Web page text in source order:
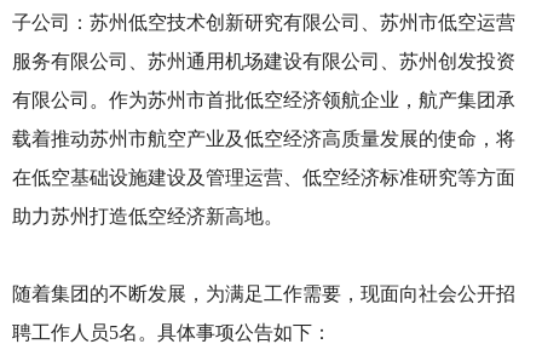
子公司：苏州低空技术创新研究有限公司、苏州市低空运营
服务有限公司、苏州通用机场建设有限公司、苏州创发投资
有限公司。作为苏州市首批低空经济领航企业，航产集团承
载着推动苏州市航空产业及低空经济高质量发展的使命，将
在低空基础设施建设及管理运营、低空经济标准研究等方面
助力苏州打造低空经济新高地。
随着集团的不断发展，为满足工作需要，现面向社会公开招
聘工作人员5名。具体事项公告如下：